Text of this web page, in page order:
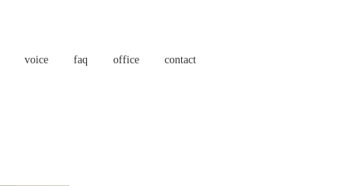
voice faq office contact